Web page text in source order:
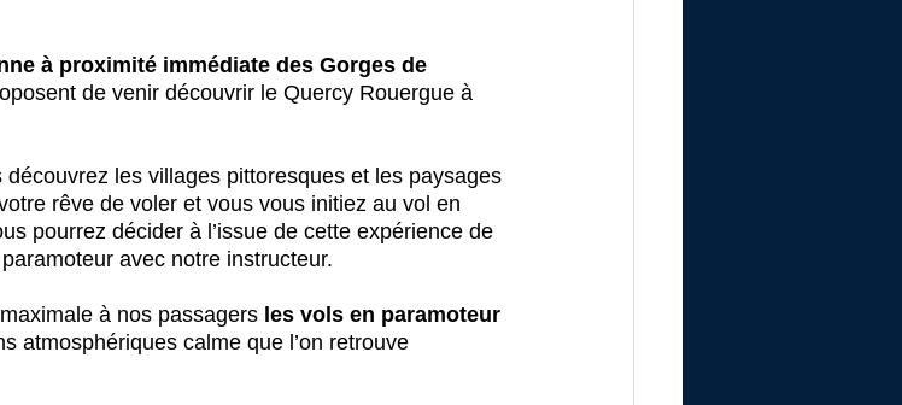
à proximité immédiate des Gorges de
de venir découvrir le Quercy Rouergue à
découvrez les villages pittoresques et les paysages
rêve de voler et vous vous initiez au vol en
pourrez décider à l’issue de cette expérience de
avec notre instructeur.
à nos passagers les vols en paramoteur
atmosphériques calme que l’on retrouve